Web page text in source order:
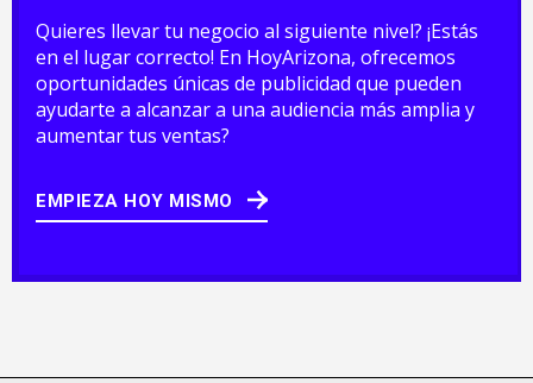
Quieres llevar tu negocio al siguiente nivel? ¡Estás
en el lugar correcto! En HoyArizona, ofrecemos
oportunidades únicas de publicidad que pueden
ayudarte a alcanzar a una audiencia más amplia y
aumentar tus ventas?
EMPIEZA HOY MISMO